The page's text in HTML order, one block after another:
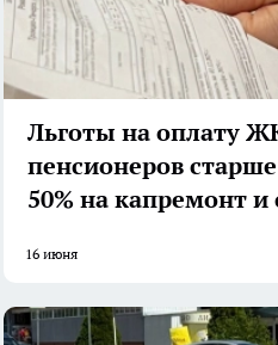
Льготы на оплату
пенсионеров
50% на капремонт и
16 июня